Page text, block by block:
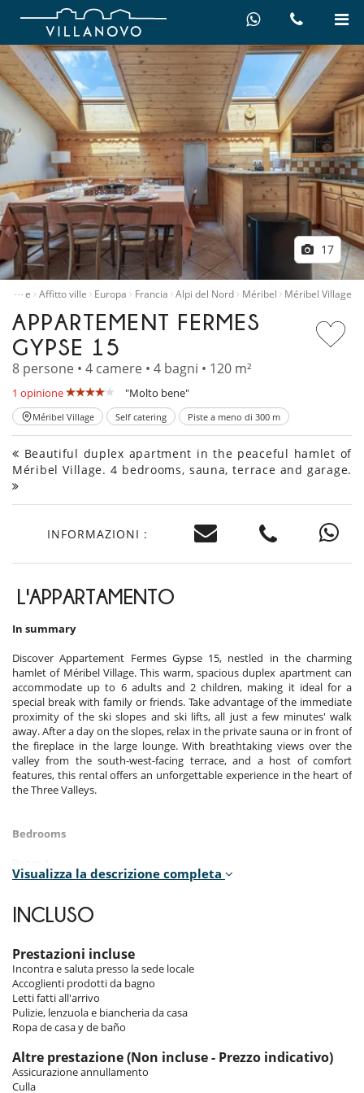
17
… Affitto ville Europa Francia Alpi del Nord Méribel Méribel Village
APPARTEMENT FERMES
GYPSE 15
8 persone • 4 camere • 4 bagni • 120 m²
1 opinione "Molto bene"
Méribel Village Self catering Piste a meno di 300 m
Beautiful duplex apartment in the peaceful hamlet of
Méribel Village. 4 bedrooms, sauna, terrace and garage.
INFORMAZIONI :
L'APPARTAMENTO
In summary
Discover Appartement Fermes Gypse 15, nestled in the charming
hamlet of Méribel Village. This warm, spacious duplex apartment can
accommodate up to 6 adults and 2 children, making it ideal for a
special break with family or friends. Take advantage of the immediate
proximity of the ski slopes and ski lifts, all just a few minutes' walk
away. After a day on the slopes, relax in the private sauna or in front of
the fireplace in the large lounge. With breathtaking views over the
valley from the south-west-facing terrace, and a host of comfort
features, this rental offers an unforgettable experience in the heart of
the Three Valleys.
Bedrooms
Room, Ground level. This bedroom has 1 double bed 160 cm. , with
hair dryer, towel dryer.
Room, Ground level. This bedroom has 2 single bed 80 cm. , with
bathtub. This bedroom includes also hair dryer, towel dryer.
Room 3
Room. This bedroom has 1 double bed 160 cm. , with shower. This
bedroom includes also hair dryer.
Room 4
Room. This bedroom has 2 bunk beds 80 cm.
Visualizza la descrizione completa
INCLUSO
Prestazioni incluse
Incontra e saluta presso la sede locale
Accoglienti prodotti da bagno
Letti fatti all'arrivo
Pulizie, lenzuola e biancheria da casa
Ropa de casa y de baño
Altre prestazione (Non incluse - Prezzo indicativo)
Assicurazione annullamento
Culla